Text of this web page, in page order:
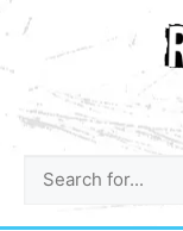
Zum
springen
Suche